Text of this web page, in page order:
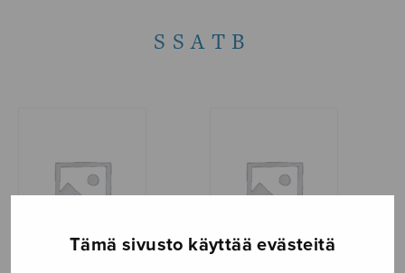
Tämä sivusto käyttää evästeitä
SSATB